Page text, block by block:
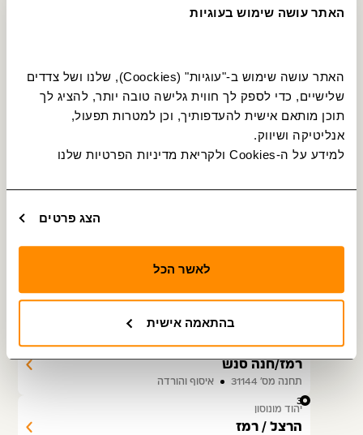
האתר עושה שימוש בעוגיות
אנליטיקה ושיווק.
למידע על ה-Cookies ולקריאת מדיניות הפרטיות שלנו
הצג פרטים
לאשר הכל
בהתאמה אישית
יהוד מונוסון
כצנלסון/ששת הימים
תחנה מס׳ 31431
29
יהוד מונוסון
רמז/הרא''ה
איסוף והורדה
יהוד מונוסון
רמז/חנה סנש
תחנה מס׳ 31144 איסוף והורדה
33
יהוד מונוסון
הרצל / רמז